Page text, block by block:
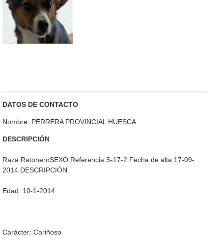
DATOS DE CONTACTO
Nombre: PERRERA PROVINCIAL HUESCA
DESCRIPCIÓN
Raza:RatoneroSEXO:Referencia:S-17-2 Fecha de alta:17-09-
2014 DESCRIPCIÓN
Edad: 10-1-2014
Carácter: Cariñoso